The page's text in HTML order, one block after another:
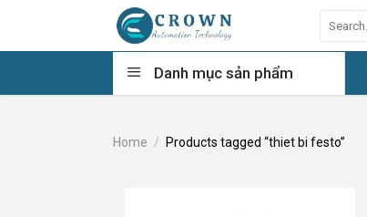
content
for:
Danh mục sản phẩm
Home / Products tagged “thiet bi festo”